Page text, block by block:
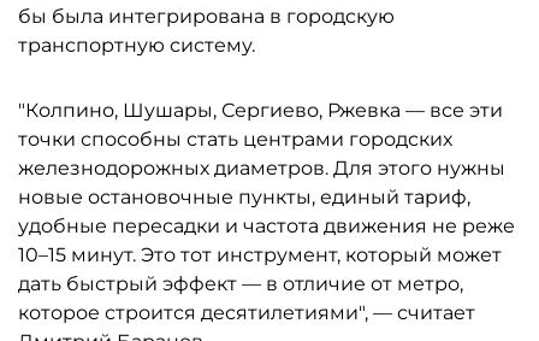
бы была интегрирована в городскую
транспортную систему.
"Колпино, Шушары, Сергиево, Ржевка — все эти
точки способны стать центрами городских
железнодорожных диаметров. Для этого нужны
новые остановочные пункты, единый тариф,
удобные пересадки и частота движения не реже
10–15 минут. Это тот инструмент, который может
дать быстрый эффект — в отличие от метро,
которое строится десятилетиями", — считает